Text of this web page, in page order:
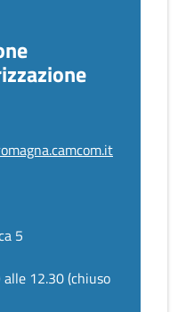
5
12.30 (chiuso